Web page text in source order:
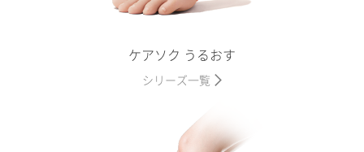
ケアソク うるおす
シリーズ一覧